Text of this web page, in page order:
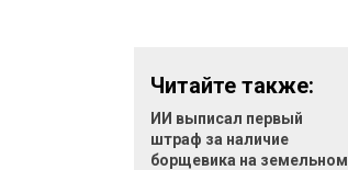
Читайте также:
ИИ выписал первый
штраф за наличие
борщевика на земельном